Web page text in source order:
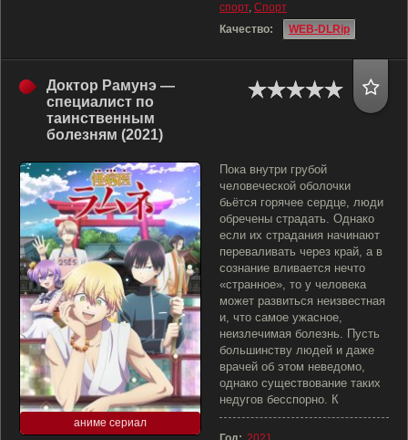
спорт, Спорт
Качество:
WEB-DLRip
Доктор Рамунэ —
специалист по
таинственным
болезням (2021)
аниме сериал
Пока внутри грубой
человеческой оболочки
бьётся горячее сердце, люди
обречены страдать. Однако
если их страдания начинают
переваливать через край, а в
сознание вливается нечто
«странное», то у человека
может развиться неизвестная
и, что самое ужасное,
неизлечимая болезнь. Пусть
большинству людей и даже
врачей об этом неведомо,
однако существование таких
недугов бесспорно. К